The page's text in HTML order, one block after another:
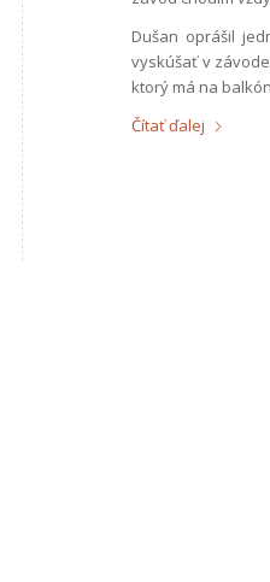
Dušan oprášil
vyskúšať v
ktorý má na
Čítať ďalej